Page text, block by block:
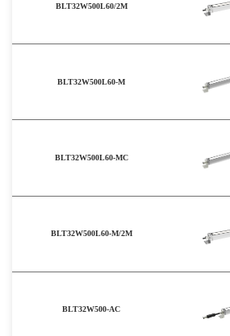
BLT32W500L60/2M
BLT32W500L60-M
BLT32W500L60-MC
BLT32W500L60-M/2M
BLT32W500-AC